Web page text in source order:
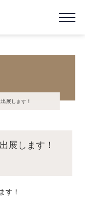
展します！
展します！
す！